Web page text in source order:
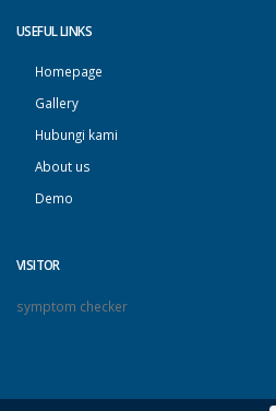
USEFUL LINKS
Homepage
Gallery
Hubungi kami
About us
Demo
VISITOR
symptom checker